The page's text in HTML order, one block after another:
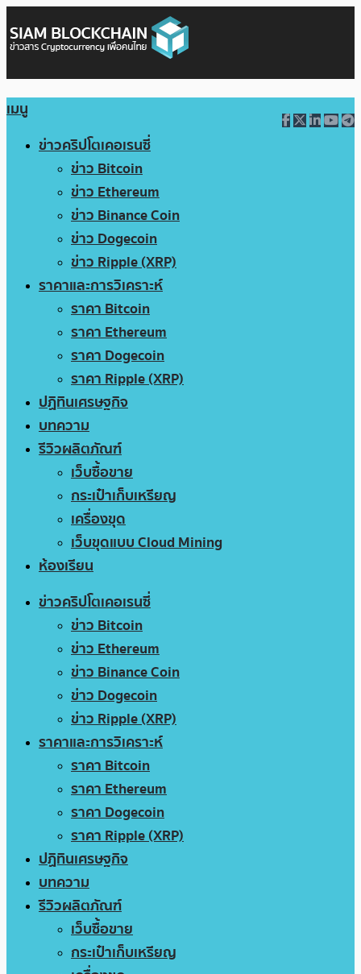
เมนู
ข่าวคริปโตเคอเรนซี่
ข่าว Bitcoin
ข่าว Ethereum
ข่าว Binance Coin
ข่าว Dogecoin
ข่าว Ripple (XRP)
ราคาและการวิเคราะห์
ราคา Bitcoin
ราคา Ethereum
ราคา Dogecoin
ราคา Ripple (XRP)
ปฏิทินเศรษฐกิจ
บทความ
รีวิวผลิตภัณฑ์
เว็บซื้อขาย
กระเป๋าเก็บเหรียญ
เครื่องขุด
เว็บขุดแบบ Cloud Mining
ห้องเรียน
ข่าวคริปโตเคอเรนซี่
ข่าว Bitcoin
ข่าว Ethereum
ข่าว Binance Coin
ข่าว Dogecoin
ข่าว Ripple (XRP)
ราคาและการวิเคราะห์
ราคา Bitcoin
ราคา Ethereum
ราคา Dogecoin
ราคา Ripple (XRP)
ปฏิทินเศรษฐกิจ
บทความ
รีวิวผลิตภัณฑ์
เว็บซื้อขาย
กระเป๋าเก็บเหรียญ